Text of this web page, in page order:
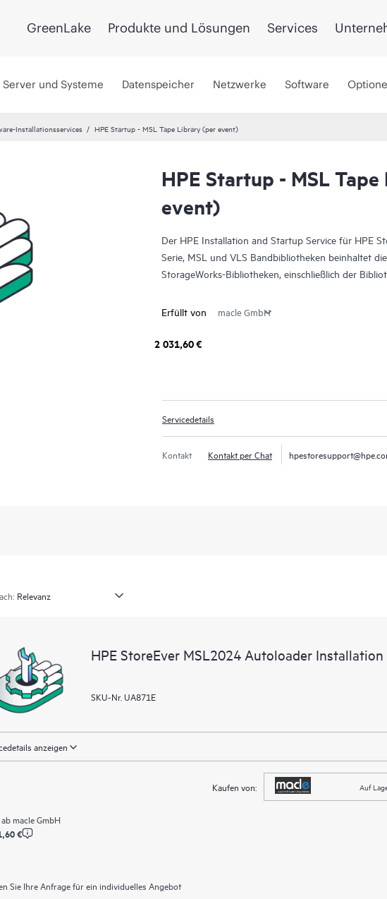
GreenLake Produkte und Lösungen Services
Server und Systeme Datenspeicher Netzwerke Software
Installationsservices HPE Startup - MSL Tape Library (per event)
HPE Startup - MSL
event)
Der HPE Installation and Startup Service für HPE
Serie, MSL und VLS Bandbibliotheken beinhaltet
StorageWorks-Bibliotheken, einschließlich der
Erfüllt von
2 031,60 €
Servicedetails
Kontakt Kontakt per Chat
HPE StoreEver MSL2024 Autoloader
SKU-Nr. UA871E
anzeigen
Kaufen von: Auf
macle GmbH
€
Sie Ihre Anfrage für ein individuelles Angebot